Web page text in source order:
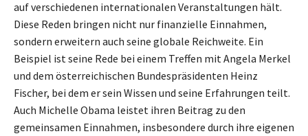
auf verschiedenen internationalen Veranstaltungen hält.
Diese Reden bringen nicht nur finanzielle Einnahmen,
sondern erweitern auch seine globale Reichweite. Ein
Beispiel ist seine Rede bei einem Treffen mit Angela Merkel
und dem österreichischen Bundespräsidenten Heinz
Fischer, bei dem er sein Wissen und seine Erfahrungen teilt.
Auch Michelle Obama leistet ihren Beitrag zu den
gemeinsamen Einnahmen, insbesondere durch ihre eigenen